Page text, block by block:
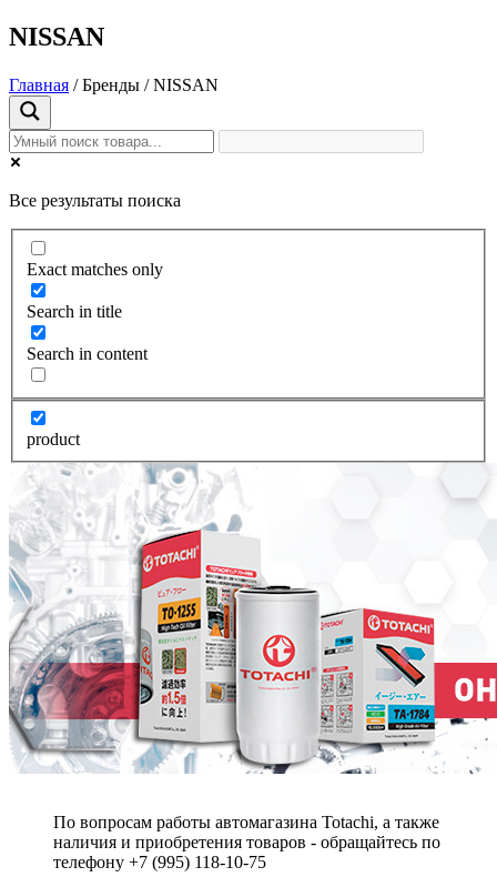
NISSAN
Главная / Бренды / NISSAN
Все результаты поиска
Exact matches only
Search in title
Search in content
product
По вопросам работы автомагазина Totachi, а также
наличия и приобретения товаров - обращайтесь по
телефону +7 (995) 118-10-75